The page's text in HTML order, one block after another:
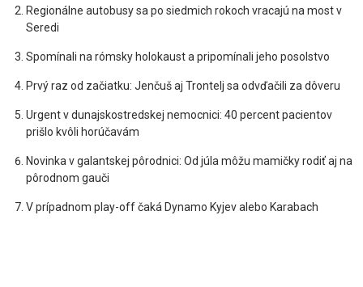
Regionálne autobusy sa po siedmich rokoch vracajú na most v
Seredi
Spomínali na rómsky holokaust a pripomínali jeho posolstvo
Prvý raz od začiatku: Jenčuš aj Trontelj sa odvďačili za dôveru
Urgent v dunajskostredskej nemocnici: 40 percent pacientov
prišlo kvôli horúčavám
Novinka v galantskej pôrodnici: Od júla môžu mamičky rodiť aj na
pôrodnom gauči
V prípadnom play-off čaká Dynamo Kyjev alebo Karabach